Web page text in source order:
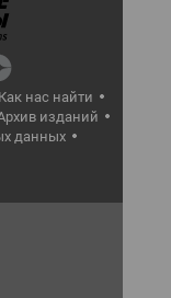
Как нас найти
изданий
данных